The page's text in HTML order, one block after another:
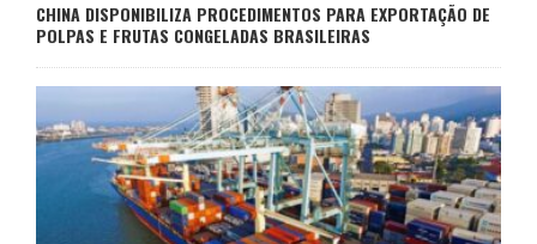
CHINA DISPONIBILIZA PROCEDIMENTOS PARA EXPORTAÇÃO DE
POLPAS E FRUTAS CONGELADAS BRASILEIRAS